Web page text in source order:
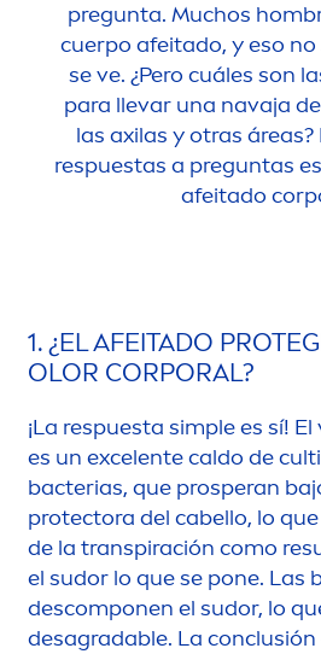
pregunta. Muchos
cuerpo afeitado, y eso
se ve. ¿Pero cuáles son
para llevar una navaja
las axilas y otras
respuestas a preguntas
afeitado
1. ¿EL AFEITADO
OLOR CORPORAL?
¡La respuesta simple es sí!
es un excelente caldo de
bacterias, que prosperan
protectora del cabello, lo
de la transpiración como
el sudor lo que se pone. Las
descomponen el sudor, lo
desagradable. La conclusión